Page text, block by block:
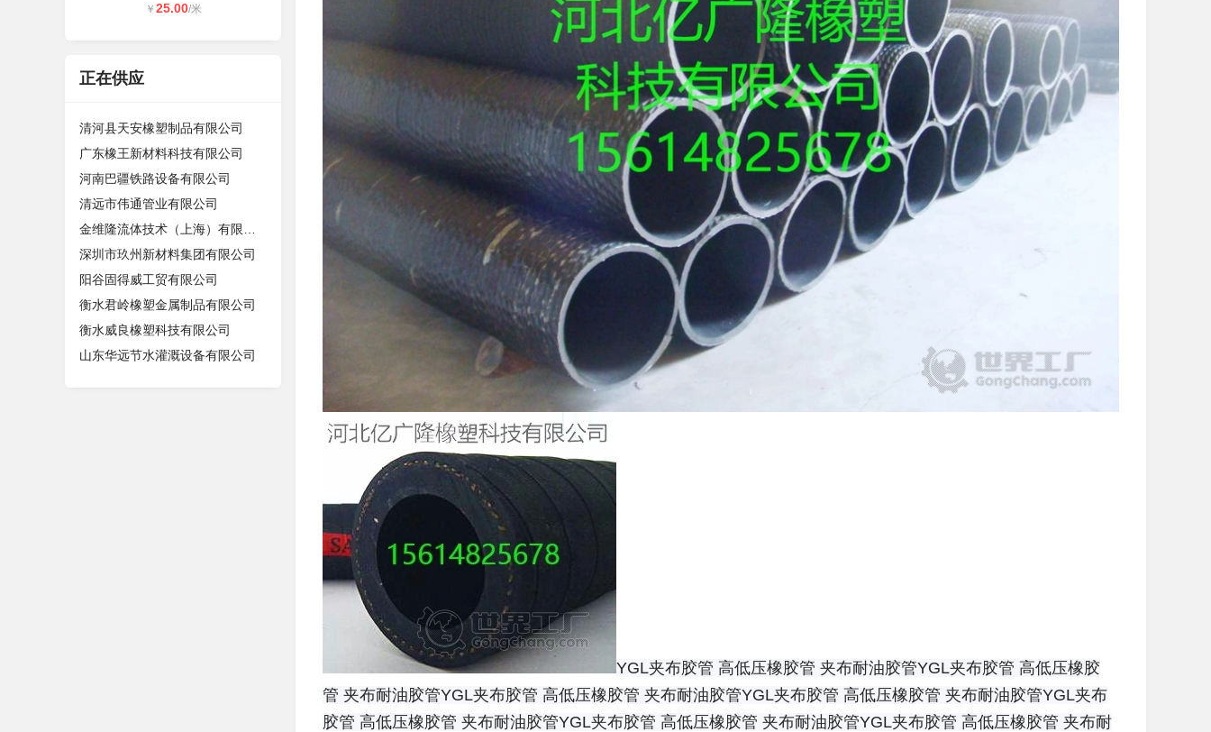
￥ 25.00/米
正在供应
清河县天安橡塑制品有限公司
广东橡王新材料科技有限公司
河南巴疆铁路设备有限公司
清远市伟通管业有限公司
深圳市玖州新材料集团有限公司
阳谷固得威工贸有限公司
衡水君岭橡塑金属制品有限公司
衡水威良橡塑科技有限公司
山东华远节水灌溉设备有限公司
YGL夹布胶管 高低压橡胶管 夹布耐油胶管YGL夹布胶管 高低压橡胶
管 夹布耐油胶管YGL夹布胶管 高低压橡胶管 夹布耐油胶管YGL夹布胶管 高低压橡胶管 夹布耐油胶管YGL夹布
胶管 高低压橡胶管 夹布耐油胶管YGL夹布胶管 高低压橡胶管 夹布耐油胶管YGL夹布胶管 高低压橡胶管 夹布耐